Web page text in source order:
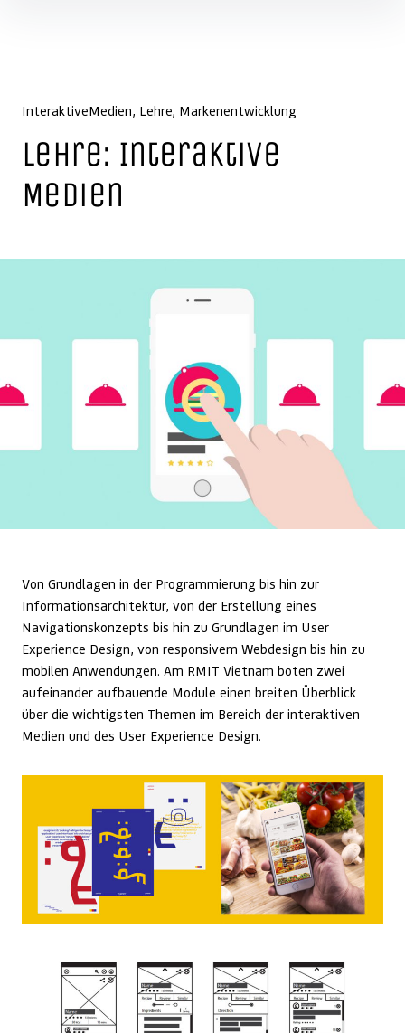
InteraktiveMedien Lehre Markenentwicklung
Lehre: Interaktive
Medien
Von Grundlagen in der Programmierung bis hin zur
Informationsarchitektur, von der Erstellung eines
Navigationskonzepts bis hin zu Grundlagen im User
Experience Design, von responsivem Webdesign bis hin zu
mobilen Anwendungen. Am RMIT Vietnam boten zwei
aufeinander aufbauende Module einen breiten Überblick
über die wichtigsten Themen im Bereich der interaktiven
Medien und des User Experience Design.